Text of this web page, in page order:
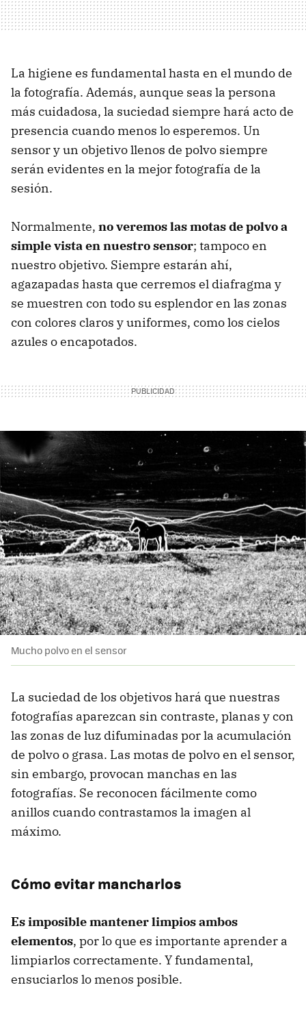
La higiene es fundamental hasta en el mundo de
la fotografía. Además, aunque seas la persona
más cuidadosa, la suciedad siempre hará acto de
presencia cuando menos lo esperemos. Un
sensor y un objetivo llenos de polvo siempre
serán evidentes en la mejor fotografía de la
sesión.
Normalmente, no veremos las motas de polvo a
simple vista en nuestro sensor; tampoco en
nuestro objetivo. Siempre estarán ahí,
agazapadas hasta que cerremos el diafragma y
se muestren con todo su esplendor en las zonas
con colores claros y uniformes, como los cielos
azules o encapotados.
Mucho polvo en el sensor
La suciedad de los objetivos hará que nuestras
fotografías aparezcan sin contraste, planas y con
las zonas de luz difuminadas por la acumulación
de polvo o grasa. Las motas de polvo en el sensor,
sin embargo, provocan manchas en las
fotografías. Se reconocen fácilmente como
anillos cuando contrastamos la imagen al
máximo.
Cómo evitar mancharlos
Es imposible mantener limpios ambos
elementos, por lo que es importante aprender a
limpiarlos correctamente. Y fundamental,
ensuciarlos lo menos posible.